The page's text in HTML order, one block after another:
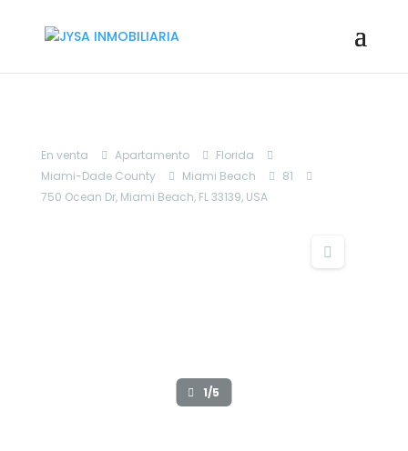
En venta Apartamento
Florida
Miami-Dade County
Miami Beach
81
750 Ocean Dr, Miami Beach, FL 33139, USA
1/5